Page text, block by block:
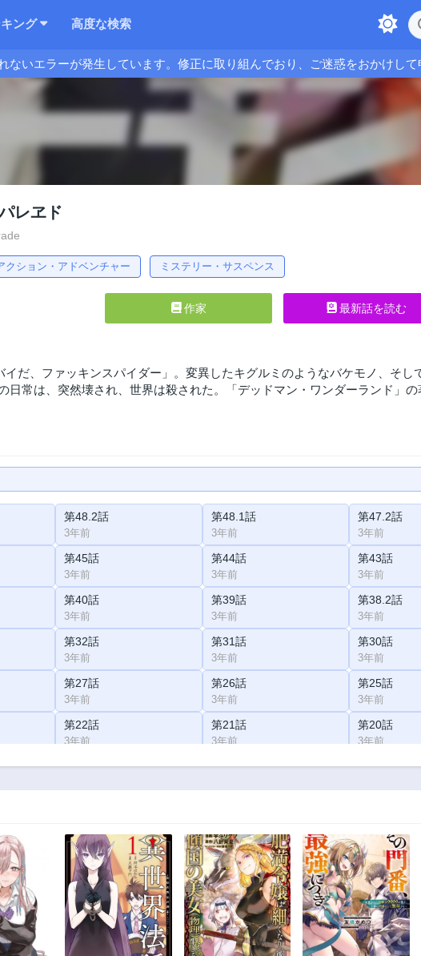
ング 高度な検索
ないエラーが発生しています。修正に取り組んでおり、ご迷惑をおかけして
レヱド
クション・アドベンチャー ミステリー・サスペンス
作家 最新話を読む
イだ、ファッキンスパイダー」。変異したキグルミのようなバケモノ、そ
日常は、突然壊され、世界は殺された。「デッドマン・ワンダーランド」
第48.2話
3年前
第48.1話
3年前
第47.2話
3年前
第45話
3年前
第44話
3年前
第43話
3年前
第40話
3年前
第39話
3年前
第38.2話
3年前
第32話
3年前
第31話
3年前
第30話
3年前
第27話
3年前
第26話
3年前
第25話
3年前
第22話
3年前
第21話
3年前
第20話
3年前
第17話 第16話 第15話
第7話
3年前
第6話
3年前
第5話
3年前
第2話
3年前
第
3